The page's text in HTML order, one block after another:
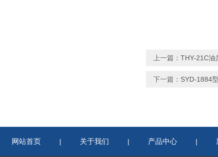
上一篇： THY-21C油
下一篇： SYD-1884
网站首页 | 关于我们 | 产品中心 |